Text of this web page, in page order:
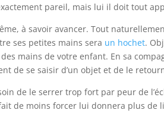
pareil, mais lui il doit tout
à savoir avancer. Tout
ses petites mains sera un hochet.
mains de votre enfant. En sa
de se saisir d’un objet et de le
de le serrer trop fort par peur de
de moins forcer lui donnera plus de